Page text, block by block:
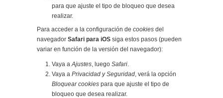
para que ajuste el tipo de bloqueo que desea
realizar.
Para acceder a la configuración de cookies del
navegador Safari para iOS siga estos pasos (pueden
variar en función de la versión del navegador):
Vaya aAjustes, luego Safari.
Vaya a Privacidad y Seguridad, verá la opción
Bloquear cookies para que ajuste el tipo de
bloqueo que desea realizar.